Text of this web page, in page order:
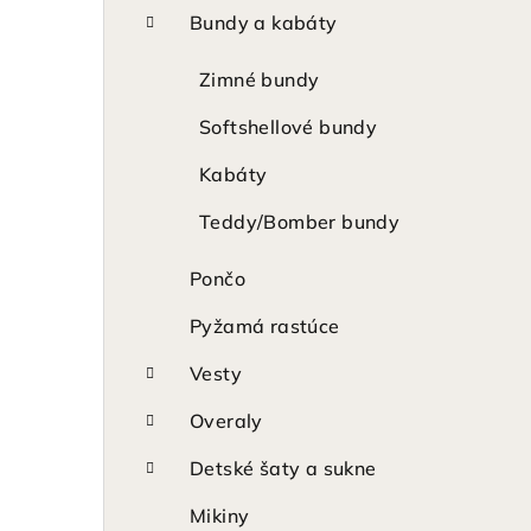
Bundy a kabáty
Zimné bundy
Softshellové bundy
Kabáty
Teddy/Bomber bundy
Pončo
Pyžamá rastúce
Vesty
Overaly
Detské šaty a sukne
Mikiny